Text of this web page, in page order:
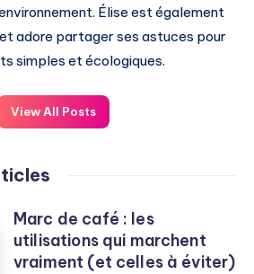
Élise est également
adore partager ses astuces pour
simples et écologiques.
View All Posts
Marc de café : les
utilisations qui marchent
vraiment (et celles à éviter)